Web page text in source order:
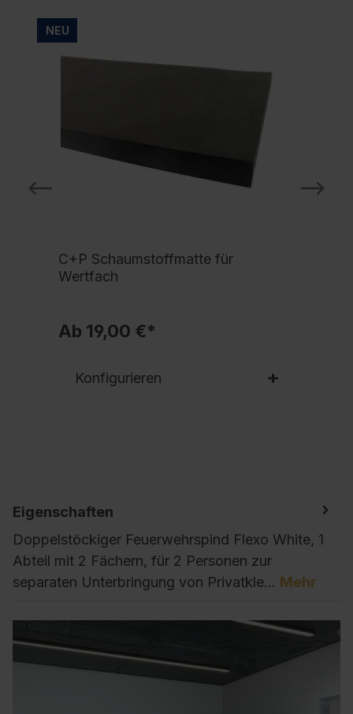
NEU
C+P Schaumstoffmatte für
Wertfach
Ab 19,00 €*
Konfigurieren
Eigenschaften
Doppelstöckiger Feuerwehrspind Flexo White, 1
Abteil mit 2 Fächern, für 2 Personen zur
separaten Unterbringung von Privatkle… Mehr